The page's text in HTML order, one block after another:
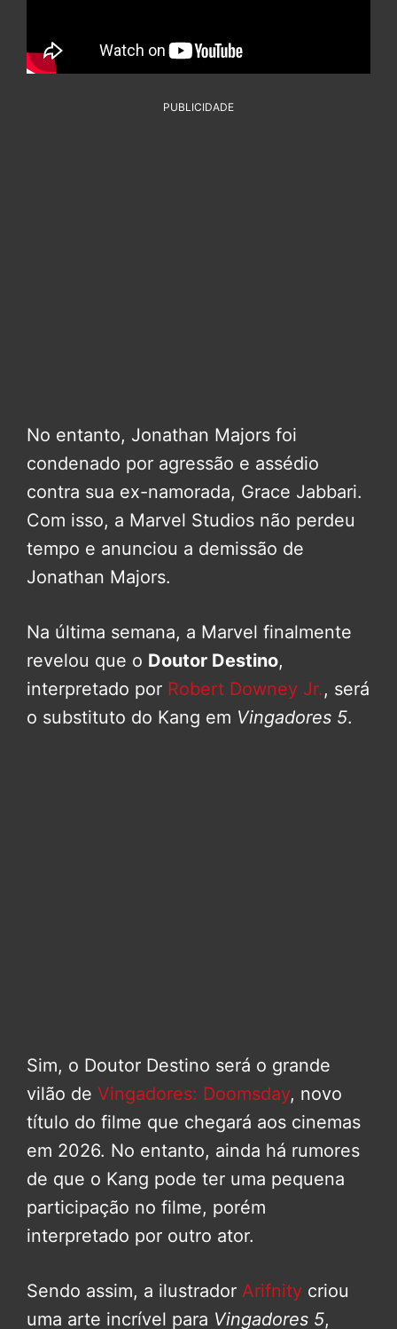
PUBLICIDADE
No entanto, Jonathan Majors foi
condenado por agressão e assédio
contra sua ex-namorada, Grace Jabbari.
Com isso, a Marvel Studios não perdeu
tempo e anunciou a demissão de
Jonathan Majors.
Na última semana, a Marvel finalmente
revelou que o Doutor Destino,
interpretado por Robert Downey Jr., será
o substituto do Kang em Vingadores 5.
Sim, o Doutor Destino será o grande
vilão de Vingadores: Doomsday, novo
título do filme que chegará aos cinemas
em 2026. No entanto, ainda há rumores
de que o Kang pode ter uma pequena
participação no filme, porém
interpretado por outro ator.
Sendo assim, a ilustrador Arifnity criou
uma arte incrível para Vingadores 5,